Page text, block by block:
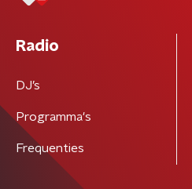
Radio
DJ’s
Programma's
Frequenties